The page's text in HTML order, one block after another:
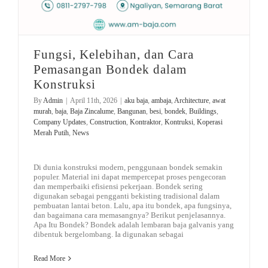
Fungsi, Kelebihan, dan Cara
Pemasangan Bondek dalam
Konstruksi
By Admin | April 11th, 2026 | aku baja ambaja Architecture awat
murah baja Baja Zincalume Bangunan besi bondek Buildings
Company Updates Construction Kontraktor Kontruksi Koperasi
Merah Putih News
Di dunia konstruksi modern, penggunaan bondek semakin
populer. Material ini dapat mempercepat proses pengecoran
dan memperbaiki efisiensi pekerjaan. Bondek sering
digunakan sebagai pengganti bekisting tradisional dalam
pembuatan lantai beton. Lalu, apa itu bondek, apa fungsinya,
dan bagaimana cara memasangnya? Berikut penjelasannya.
Apa Itu Bondek? Bondek adalah lembaran baja galvanis yang
dibentuk bergelombang. Ia digunakan sebagai
Read More